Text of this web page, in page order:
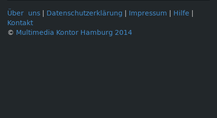
Über uns Datenschutzerklärung Impressum Hilfe
Kontakt
© Multimedia Kontor Hamburg 2014